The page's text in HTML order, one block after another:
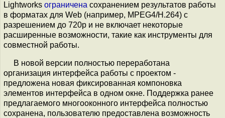
Lightworks ограничена сохранением результатов работы
в форматах для Web (например, MPEG4/H.264) с
разрешением до 720p и не включает некоторые
расширенные возможности, такие как инструменты для
совместной работы.
В новой версии полностью переработана
организация интерфейса работы с проектом -
предложена новая фиксированная компоновка
элементов интерфейса в одном окне. Поддержка ранее
предлагаемого многооконного интерфейса полностью
сохранена, пользователю предоставлена возможность